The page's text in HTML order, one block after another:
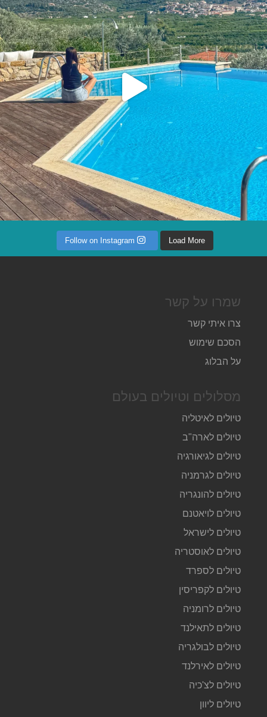
Load More
Follow on Instagram
שמרו על קשר
צרו איתי קשר
הסכם שימוש
על הבלוג
מסלולים וטיולים בעולם
טיולים לאיטליה
טיולים לארה"ב
טיולים לגיאורגיה
טיולים לגרמניה
טיולים להונגריה
טיולים לויאטנם
טיולים לישראל
טיולים לאוסטריה
טיולים לספרד
טיולים לקפריסין
טיולים לרומניה
טיולים לתאילנד
טיולים לבולגריה
טיולים לאירלנד
טיולים לצ'כיה
טיולים ליוון